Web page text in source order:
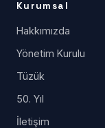
Kurumsal
Hakkımızda
Yönetim Kurulu
Tüzük
50. Yıl
İletişim